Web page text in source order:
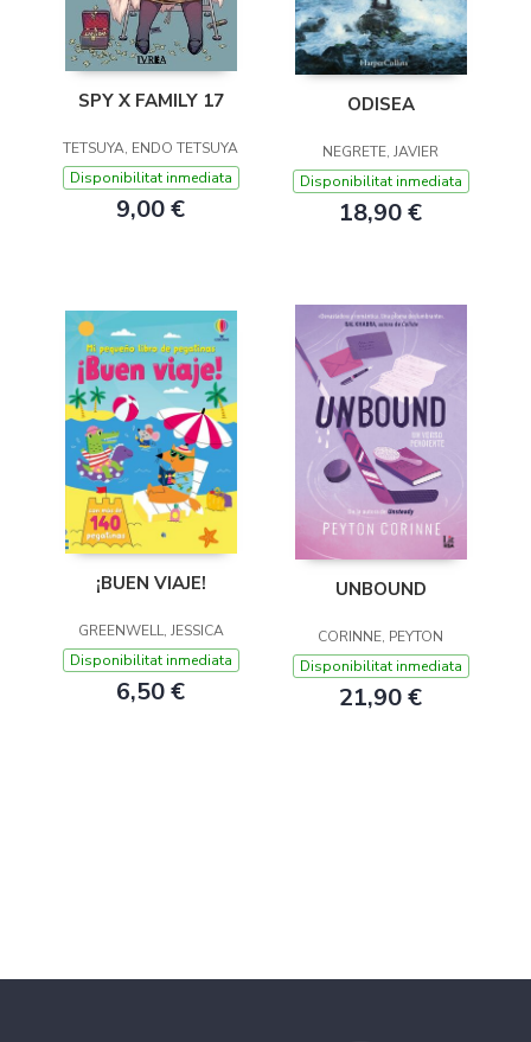
SPY X FAMILY 17
TETSUYA, ENDO TETSUYA
Disponibilitat inmediata
9,00 €
ODISEA
NEGRETE, JAVIER
Disponibilitat inmediata
18,90 €
¡BUEN VIAJE!
GREENWELL, JESSICA
Disponibilitat inmediata
6,50 €
UNBOUND
CORINNE, PEYTON
Disponibilitat inmediata
21,90 €